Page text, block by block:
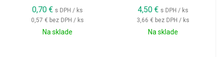
0,70 € s DPH / ks
0,57 € bez DPH / ks
Na sklade
4,50 € s DPH / ks
3,66 € bez DPH / ks
Na sklade